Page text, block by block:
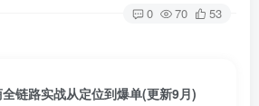
0 70 53
链路实战从定位到爆单(更新9月)
注册